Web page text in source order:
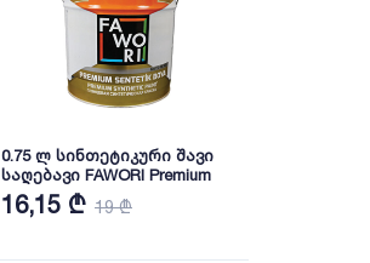
0.75 ლ სინთეტიკური შავი
საღებავი FAWORI Premium
16,15 ₾ 19 ₾